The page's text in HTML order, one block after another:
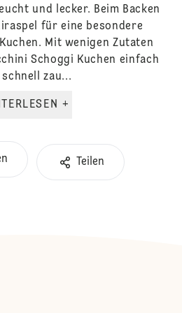
und lecker. Beim Backen
für eine besondere
Mit wenigen Zutaten
Schoggi Kuchen einfach
schnell zau...
WEITERLESEN +
Teilen